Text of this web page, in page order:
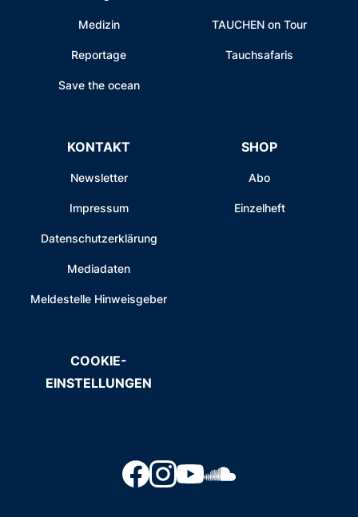
Medizin
Reportage
Save the ocean
TAUCHEN on Tour
Tauchsafaris
KONTAKT
Newsletter
Impressum
Datenschutzerklärung
Mediadaten
Meldestelle Hinweisgeber
SHOP
Abo
Einzelheft
COOKIE-
EINSTELLUNGEN